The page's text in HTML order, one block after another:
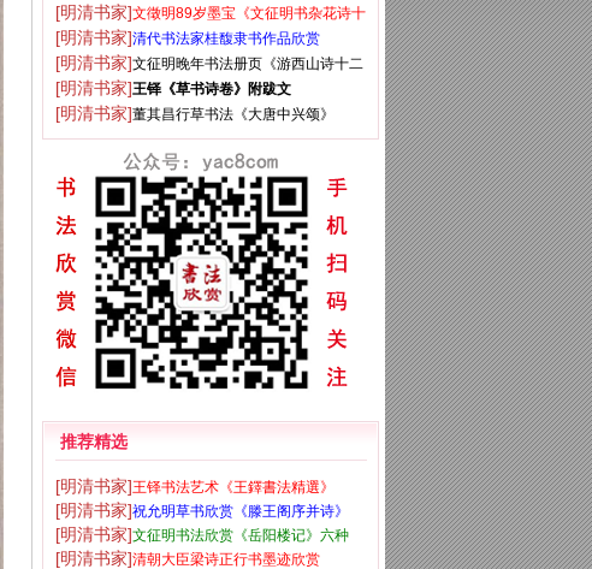
[明清书家]文徵明89岁墨宝《文征明书杂花诗十
二首》
[明清书家]清代书法家桂馥隶书作品欣赏
[明清书家]文征明晚年书法册页《游西山诗十二
首》
[明清书家]王铎《草书诗卷》附跋文
[明清书家]董其昌行草书法《大唐中兴颂》
推荐精选
[明清书家]王铎书法艺术《王鐸書法精選》
[明清书家]祝允明草书欣赏《滕王阁序并诗》
[明清书家]文征明书法欣赏《岳阳楼记》六种
[明清书家]清朝大臣梁诗正行书墨迹欣赏